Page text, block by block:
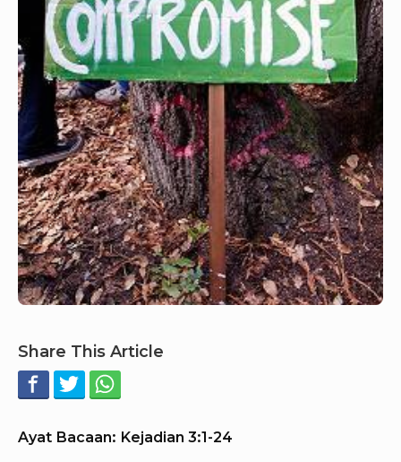
Share This Article
Ayat Bacaan: Kejadian 3:1-24